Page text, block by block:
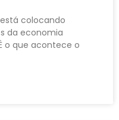
colocando
da economia
o que acontece o